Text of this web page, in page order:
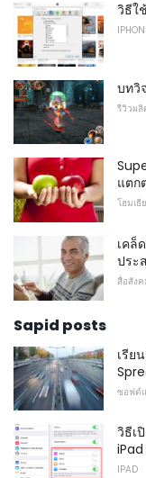
วิธีใ
บทวิ
รีวิวผ
แตก
โฮมเธี
เคล็
ประ
สื่อสัง
Sapid posts
เรีย
ซอฟต์
วิธีเ
IPAD